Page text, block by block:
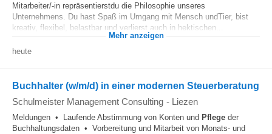
Mitarbeiter/-in repräsentierstdu die Philosophie unseres
Unternehmens. Du hast Spaß im Umgang mit Mensch undTier, bist
kreativ, flexibel, belastbar und verlierst auch in hektischen...
Mehr anzeigen
heute
Buchhalter (w/m/d) in einer modernen Steuerberatung
Schulmeister Management Consulting - Liezen
Meldungen • Laufende Abstimmung von Konten und Pflege der
Buchhaltungsdaten • Vorbereitung und Mitarbeit von Monats- und